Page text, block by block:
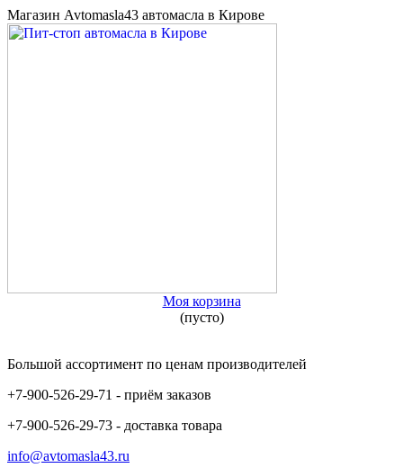
Магазин Avtomasla43 автомасла в Кирове
Моя корзина
(пусто)
Большой ассортимент по ценам производителей
+7-900-526-29-71 - приём заказов
+7-900-526-29-73 - доставка товара
info@avtomasla43.ru